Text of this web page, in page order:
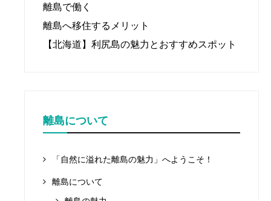
離島で働く
離島へ移住するメリット
【北海道】利尻島の魅力とおすすめスポット
離島について
「自然に溢れた離島の魅力」へようこそ！
離島について